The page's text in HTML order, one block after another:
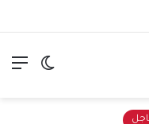
صيف 2026
الوضع